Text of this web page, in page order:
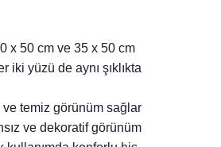
x 50 cm ve 35 x 50 cm
iki yüzü de aynı şıklıkta
temiz görünüm sağlar
ve dekoratif görünüm